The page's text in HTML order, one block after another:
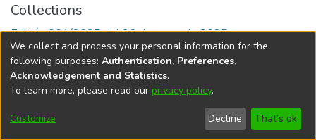
Collections
Edición 001/2025 del 26 de mayo de 2025
Universidad Nacional de Córdoba
We collect and process your personal information for the
following purposes: Authentication, Preferences,
Acknowledgement and Statistics.
To learn more, please read our privacy policy.
Customize Decline That's ok